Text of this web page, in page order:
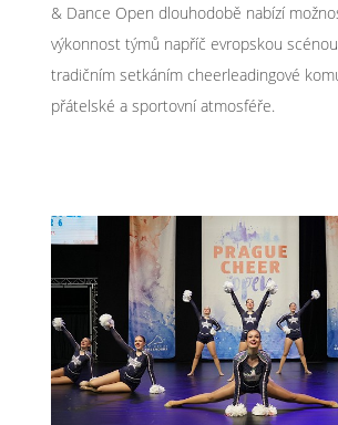
& Dance Open dlouhodobě nabízí
výkonnost týmů napříč evropskou
tradičním setkáním cheerleadingové
přátelské a sportovní atmosféře.